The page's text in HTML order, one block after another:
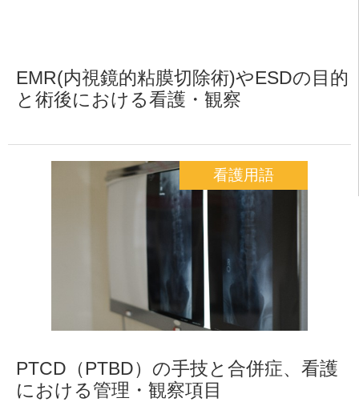
EMR(内視鏡的粘膜切除術)やESDの目的
と術後における看護・観察
看護用語
PTCD（PTBD）の手技と合併症、看護
における管理・観察項目